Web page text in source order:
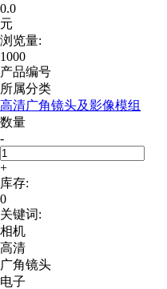
0.0
元
浏览量:
1000
产品编号
所属分类
高清广角镜头及影像模组
数量
-
+
库存:
0
关键词:
相机
高清
广角镜头
电子